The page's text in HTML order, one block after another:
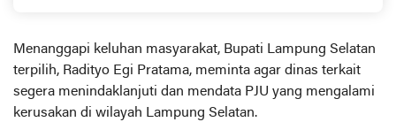
Menanggapi keluhan masyarakat, Bupati Lampung Selatan
terpilih, Radityo Egi Pratama, meminta agar dinas terkait
segera menindaklanjuti dan mendata PJU yang mengalami
kerusakan di wilayah Lampung Selatan.